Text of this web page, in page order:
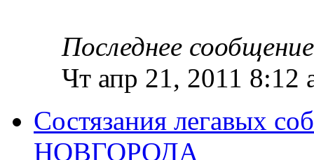
Последнее
Чт апр 21, 2011 8:12
Состязания легавых
НОВГОРОДА